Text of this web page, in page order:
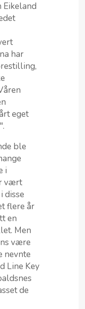
Eikeland
har
eget
ble
i
vært
disse
flere år
en
Men
være
nevnte
Line Key
de